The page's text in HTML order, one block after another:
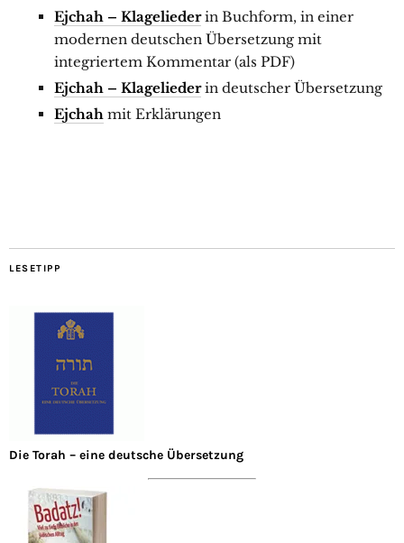
Ejchah – Klageliederin Buchform, in einer
modernen deutschen Übersetzung mit
integriertem Kommentar (als PDF)
Ejchah – Klageliederin deutscher Übersetzung
Ejchah mit Erklärungen
LESETIPP
Die Torah – eine deutsche Übersetzung